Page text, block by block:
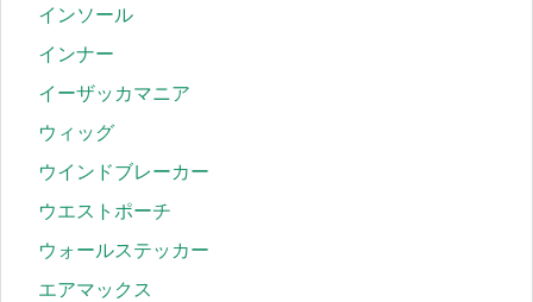
インソール
インナー
イーザッカマニア
ウィッグ
ウインドブレーカー
ウエストポーチ
ウォールステッカー
エアマックス